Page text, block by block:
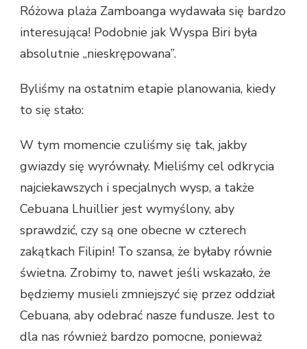
Różowa plaża Zamboanga wydawała się bardzo
interesująca! Podobnie jak Wyspa Biri była
absolutnie „nieskrępowana”.
Byliśmy na ostatnim etapie planowania, kiedy
to się stało:
W tym momencie czuliśmy się tak, jakby
gwiazdy się wyrównały. Mieliśmy cel odkrycia
najciekawszych i specjalnych wysp, a także
Cebuana Lhuillier jest wymyślony, aby
sprawdzić, czy są one obecne w czterech
zakątkach Filipin! To szansa, że ​​byłaby równie
świetna. Zrobimy to, nawet jeśli wskazało, że
będziemy musieli zmniejszyć się przez oddział
Cebuana, aby odebrać nasze fundusze. Jest to
dla nas również bardzo pomocne, ponieważ